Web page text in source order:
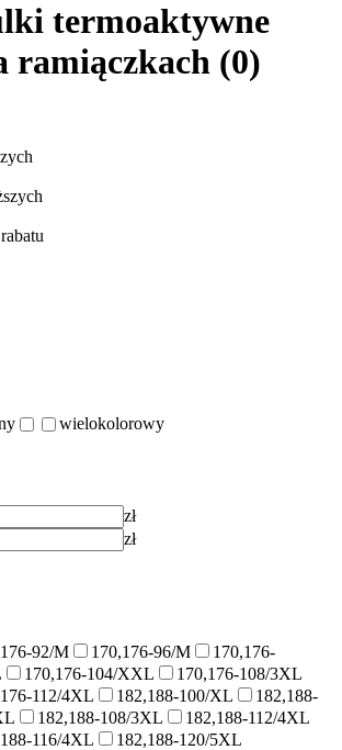
termoaktywne
ramiączkach (0)
wielokolorowy
zł
zł
92/M 170,176-96/M
170,176-
170,176-104/XXL
170,176-108/3XL
112/4XL
182,188-100/XL
182,188-
182,188-108/3XL
182,188-112/4XL
116/4XL
182,188-120/5XL